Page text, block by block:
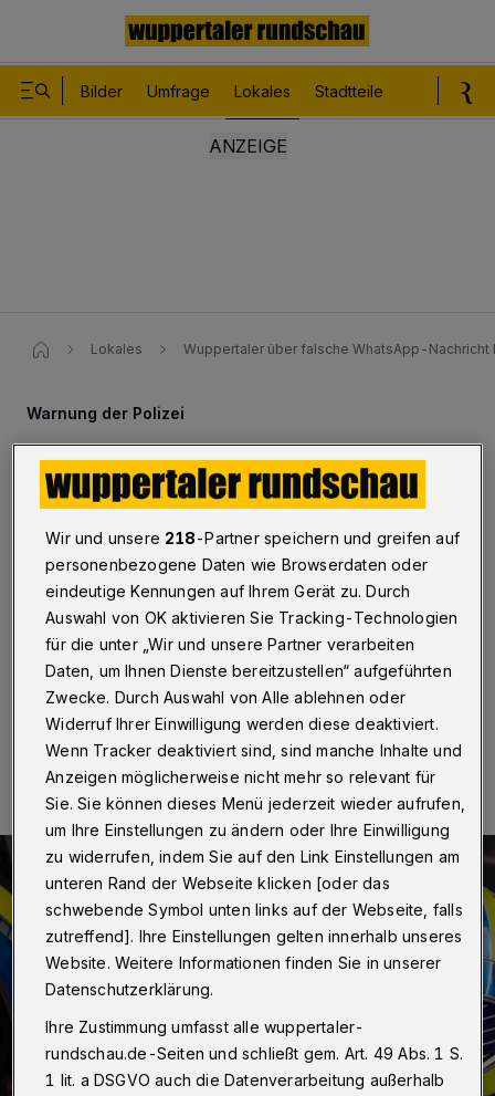
Bilder Umfrage Lokales Stadtteile
Lokales Wuppertaler über falsche WhatsApp-Nachricht
Warnung der Polizei
Wuppertaler über falsche
WhatsApp-Nachricht betrogen
·
Eine 52-Jährige und ein 70-Jähriger sind
am Mittwoch (14. Dezember 2022) in Wuppertal Opfer
von Trickdieben geworden. Sie hatten laut Polizei
WhatsApp-Nachrichten von unbekannten Nummern
erhalten.
15.12.2022 , 13:14 Uhr Eine Minute Lesezeit
Wir und unsere 218-Partner speichern und greifen auf
personenbezogene Daten wie Browserdaten oder
eindeutige Kennungen auf Ihrem Gerät zu. Durch
Auswahl von OK aktivieren Sie Tracking-Technologien
für die unter „Wir und unsere Partner verarbeiten
Daten, um Ihnen Dienste bereitzustellen“ aufgeführten
Zwecke. Durch Auswahl von Alle ablehnen oder
Widerruf Ihrer Einwilligung werden diese deaktiviert.
Wenn Tracker deaktiviert sind, sind manche Inhalte und
Anzeigen möglicherweise nicht mehr so relevant für
Sie. Sie können dieses Menü jederzeit wieder aufrufen,
um Ihre Einstellungen zu ändern oder Ihre Einwilligung
zu widerrufen, indem Sie auf den Link Einstellungen am
unteren Rand der Webseite klicken [oder das
schwebende Symbol unten links auf der Webseite, falls
zutreffend]. Ihre Einstellungen gelten innerhalb unseres
Website. Weitere Informationen finden Sie in unserer
Datenschutzerklärung.
Ihre Zustimmung umfasst alle wuppertaler-
rundschau.de-Seiten und schließt gem. Art. 49 Abs. 1 S.
1 lit. a DSGVO auch die Datenverarbeitung außerhalb